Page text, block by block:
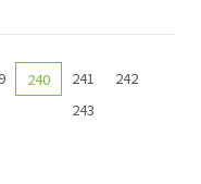
240 241
242
243